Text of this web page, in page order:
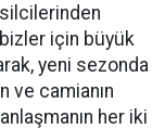
için büyük
yeni sezonda
ve camianın
her iki